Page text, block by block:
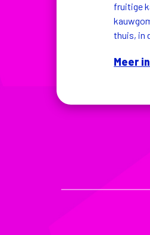
fruitige
thuis, in
Meer